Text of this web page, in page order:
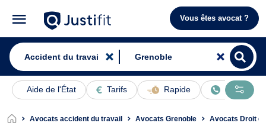
Vous êtes avocat ?
Aide de l'État Tarifs Rapide En ligne
Avocats accident du travail Avocats Grenoble Avocats Droit